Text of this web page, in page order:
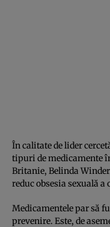
În calitate de lider
tipuri de medicamente
Britanie, Belinda
reduc obsesia sexuală a
Medicamentele par să
prevenire. Este, de